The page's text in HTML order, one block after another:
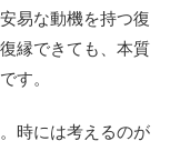
易な動機を持つ復
縁できても、本質
す。
時には考えるのが